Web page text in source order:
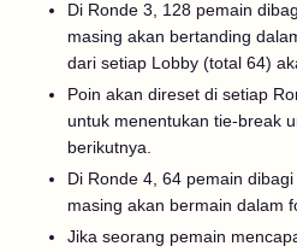
Di Ronde 3, 128 pemain
masing akan bertanding
dari setiap Lobby (total 64)
Poin akan direset di setiap
untuk menentukan tie-break
berikutnya.
Di Ronde 4, 64 pemain
masing akan bermain dalam
Jika seorang pemain